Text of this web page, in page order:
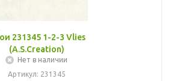
231345 1-2-3 Vlies
(A.S.Creation)
Нет в наличии
Артикул: 231345